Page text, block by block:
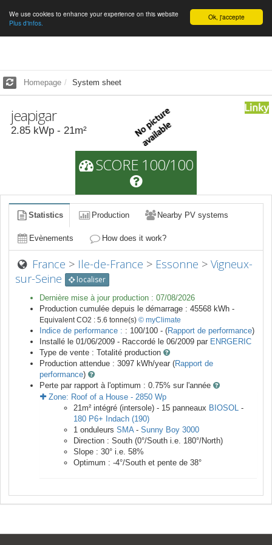
English Ok, j'accepte
We use cookies to enhance your experience on this website
Plus d'infos.
Homepage System sheet
jeapigar
2.85 kWp - 21m²
SCORE 100/100
Statistics Production Nearby PV systems
Evènements How does it work?
France > Ile-de-France > Essonne >Vigneux-
sur-Seine
localiser
Dernière mise à jour production : 07/08/2026
Production cumulée depuis le démarrage : 45568 kWh -
Equivalent CO2 : 5.6 tonne(s) © myClimate
Indice de performance : : 100/100 - (Rapport de performance)
Installé le 01/06/2009 - Raccordé le 06/2009 par ENRGERIC
Type de vente : Totalité production
Production attendue : 3097 kWh/year (Rapport de
performance)
Perte par rapport à l'optimum : 0.75% sur l'année
Zone: Roof of a House - 2850 Wp
21m² intégré (intersole) - 15 panneaux BIOSOL -
180 P6+ Indach (190)
1 onduleurs SMA- Sunny Boy 3000
Direction : South (0°/South i.e. 180°/North)
Slope : 30° i.e. 58%
Optimum : -4°/South et pente de 38°